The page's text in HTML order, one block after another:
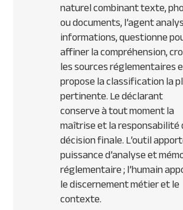
naturel combinant texte,
ou documents, l’agent
informations, questionne
affiner la compréhension,
les sources réglementaires
propose la classification la
pertinente. Le déclarant
conserve à tout moment la
maîtrise et la responsabilité
décision finale. L’outil
puissance d’analyse et
réglementaire ; l’humain
le discernement métier et le
contexte.